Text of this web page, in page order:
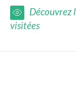
Découvrez
visitées